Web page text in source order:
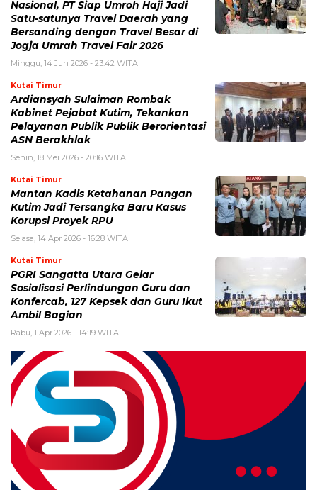
Nasional, PT Siap Umroh Haji Jadi
Satu-satunya Travel Daerah yang
Bersanding dengan Travel Besar di
Jogja Umrah Travel Fair 2026
Minggu, 14 Jun 2026 - 23:42 WITA
Kutai Timur
Ardiansyah Sulaiman Rombak
Kabinet Pejabat Kutim, Tekankan
Pelayanan Publik Publik Berorientasi
ASN Berakhlak
Senin, 18 Mei 2026 - 20:16 WITA
Kutai Timur
Mantan Kadis Ketahanan Pangan
Kutim Jadi Tersangka Baru Kasus
Korupsi Proyek RPU
Selasa, 14 Apr 2026 - 16:28 WITA
Kutai Timur
PGRI Sangatta Utara Gelar
Sosialisasi Perlindungan Guru dan
Konfercab, 127 Kepsek dan Guru Ikut
Ambil Bagian
Rabu, 1 Apr 2026 - 14:19 WITA